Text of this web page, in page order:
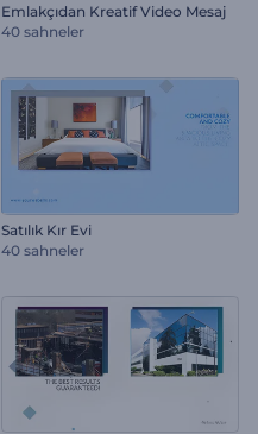
Emlakçıdan Kreatif Video Mesaj
40 sahneler
Satılık Kır Evi
40 sahneler